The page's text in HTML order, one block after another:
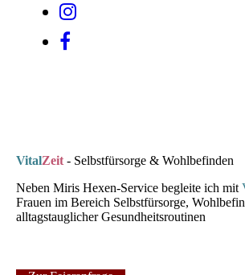
VitalZeit - Selbstfürsorge & Wohlbefinden
Neben Miris Hexen-Service begleite ich mit
Frauen im Bereich Selbstfürsorge,
alltagstauglicher Gesundheitsroutinen